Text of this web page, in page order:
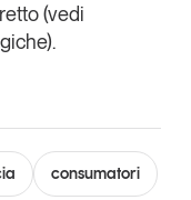
Tendenze
(vedi
consumatori